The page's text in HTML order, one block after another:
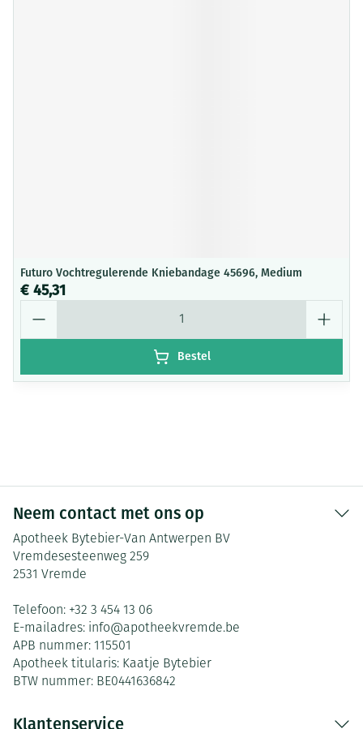
Futuro Vochtregulerende Kniebandage 45696, Medium
€ 45,31
Bestel
Neem contact met ons op
Apotheek Bytebier-Van Antwerpen BV
Vremdesesteenweg 259
2531 Vremde
Telefoon: +32 3 454 13 06
E-mailadres: info@apotheekvremde.be
APB nummer: 115501
Apotheek titularis: Kaatje Bytebier
BTW nummer: BE0441636842
Klantenservice